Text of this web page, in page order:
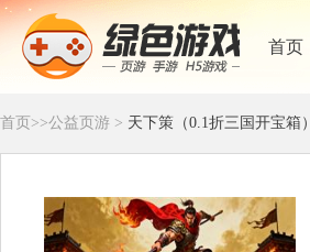
首页
首页 >>公益页游 > 天下策（0.1折三国开宝箱）